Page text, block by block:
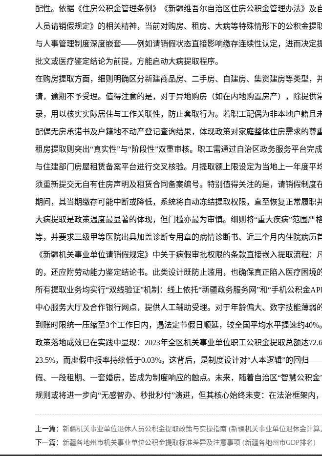
配性。依据《住房公积金管理条例》《新疆维吾尔自治区住房公积金管理办法》
人员请销假规定》的相关精神，当前对购房、租房、大病等特殊情形下的公积金
与人事管理制度深度嵌套——例如请销假状态直接影响缴存连续性认定，进而决定
批文或医疗鉴定结论为前提，方能启动大病提取程序。
在购房提取方面，细则明确区分新建商品房、二手房、自建房、集资建房等类型
请，逾期不予受理。值得注意的是，对于异地购房（如在内地购置房产），除提
录，用以核实实际居住与工作关联性，防止套取行为。若职工配偶为非本地户籍
配偶无房承诺书及户籍地不动产登记查询结果，体现政策对家庭整体住房需求的尊
租房提取则突出“真实性”与“阶段性”双重审核。职工需通过自治区政务服务平台
与住建部门房屋租赁备案平台进行交叉核验。月提取额上限设定为当地上一年度
须重新提交无自有住房声明及租赁合同备案编号。特别值得关注的是，请销假制
期间，其当期缴存可能中断或降低，系统将自动冻结提取权限，直至恢复正常履职
大病提取是政策温度最显著的体现，但门槛亦最为审慎。细则将“重大疾病”范围
等，并要求三级甲等医院出具加盖诊断专用章的病情诊断书、近三个月内住院病
《新疆机关事业单位请销假规定》中关于病假审批权限的条款直接嵌入提取流程
的，还应附劳动能力鉴定结论书。此类设计既防止滥用，也确保真正陷入医疗困境
所有提取业务均实行“双线验证”机制：线上依托“新疆政务服务网”和“手机公积金
中心服务大厅及合作银行网点，提供人工辅助受理。对于年龄偏大、数字技能薄
到账时限统一压缩至3个工作日内，遇法定节假日顺延，较全国平均水平提速约40%
政策落地成效已在实践中显现：2023年全区机关事业单位职工公积金提取总额达
23.5%，而虚假申报率持续低于0.03%。这背后，是制度设计对“人本逻辑”的回
假、一段租期、一套婚房，皆成为制度响应的触点。未来，随着自治区“智慧公积
规则或将进一步向“无感智办、秒批秒付”演进，但其核心始终未变：在法治框架内
上一篇： 新疆机关事业单位退休人员公积金提取政策与实操指南 (新疆机关事业单位退休金计算
下一篇： 新疆各地州市机关事业单位公积金提取标准差异及注意事项 (新疆各地州市GDP排名)